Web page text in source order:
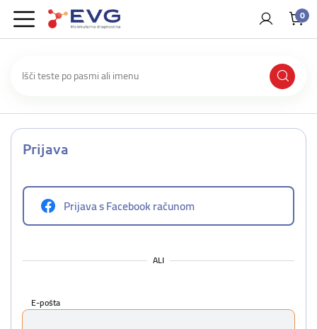
0
Prijava
Prijava s Facebook računom
ALI
E-pošta